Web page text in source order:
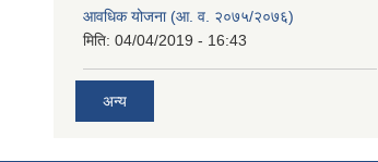
आवधिक योजना (आ. व. २०७५/२०७६)
मिति: 04/04/2019 - 16:43
अन्य